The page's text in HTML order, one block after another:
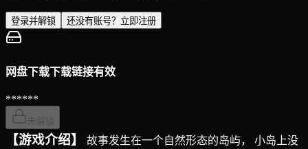
登录并解锁 还没有账号？立即注册
网盘下载下载链接有效
******
未解锁
【游戏介绍】
故事发生在一个自然形态的岛屿， 小岛上没